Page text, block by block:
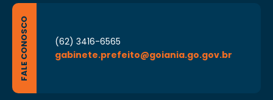
FALE CONOSCO
(62) 3416-6565
gabinete.prefeito@goiania.go.gov.br